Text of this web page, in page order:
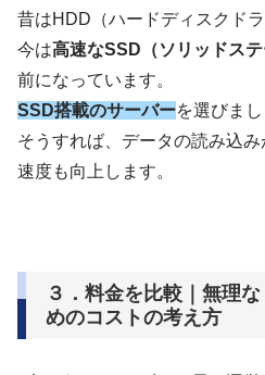
昔はHDD（ハードディスクド
今は高速なSSD（ソリッドステ
前になっています。
SSD搭載のサーバーを選びまし
そうすれば、データの読み込
速度も向上します。
３．料金を比較｜無理
めのコストの考え方